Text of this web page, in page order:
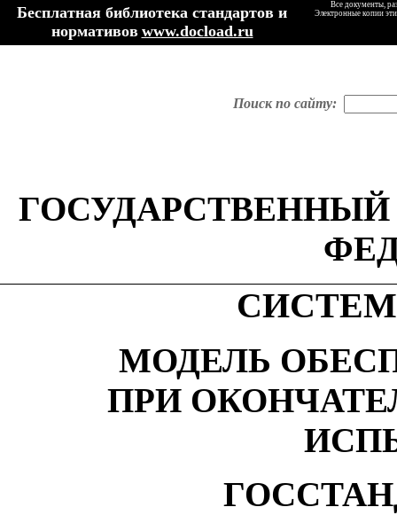
Бесплатная библиотека стандартов и
нормативов www.docload.ru
Все документы,
Электронные копии
Поиск по сайту:
МОДЕЛЬ
ПРИ